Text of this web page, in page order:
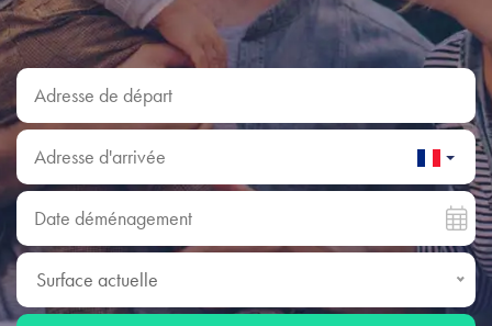
Adresse de départ
Adresse d'arrivée
Date déménagement
Surface actuelle
Surface actuelle